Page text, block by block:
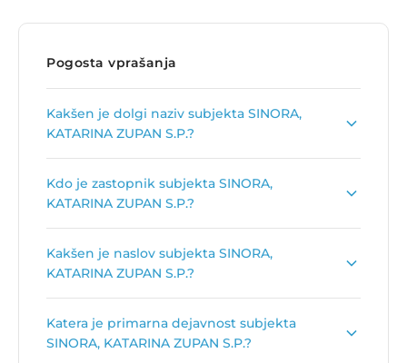
Pogosta vprašanja
Kakšen je dolgi naziv subjekta SINORA,
KATARINA ZUPAN S.P.?
ustvarjanje, KATARINA ZUPAN S.P.
Kdo je zastopnik subjekta SINORA,
KATARINA ZUPAN S.P.?
Kakšen je naslov subjekta SINORA,
KATARINA ZUPAN S.P.?
Mavčiče.
Katera je primarna dejavnost subjekta
SINORA, KATARINA ZUPAN S.P.?